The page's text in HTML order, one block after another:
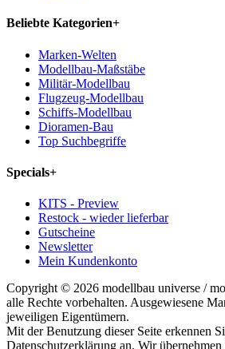
Beliebte Kategorien+
Marken-Welten
Modellbau-Maßstäbe
Militär-Modellbau
Flugzeug-Modellbau
Schiffs-Modellbau
Dioramen-Bau
Top Suchbegriffe
Specials+
KITS - Preview
Restock - wieder lieferbar
Gutscheine
Newsletter
Mein Kundenkonto
Copyright © 2026 modellbau universe /
alle Rechte vorbehalten. Ausgewiesene
jeweiligen Eigentümern.
Mit der Benutzung dieser Seite erkennen
Datenschutzerklärung an. Wir